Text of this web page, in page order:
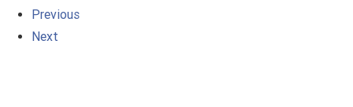
Previous
Next